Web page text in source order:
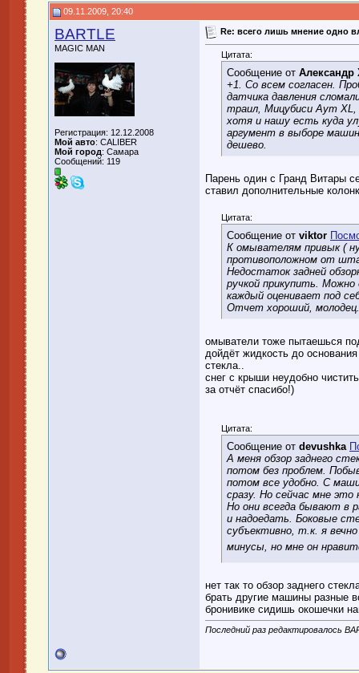
09.11.2009, 20:40
BARTLE
MAGIC MAN
Регистрация: 12.12.2008
Мой авто: CALIBER
Мой город: Самара
Сообщений: 119
Re: всего лишь мнение одно
Цитата:
Сообщение от Александр
+1. Со всем согласен.
датчика давления
траил, Мицубиси Аут XL,
хотя и нашу есть куда
аргумент в выборе
дешево.
Парень один с Гранд Витары
ставил дополнительные
Цитата:
Сообщение от viktor
К омывателям привык (
противоположном от
Недостаток задней
ручкой прикупить.
каждый оценивает под
Отчет хороший, молодец.
омыватели тоже пытаешься
дойдёт жидкость до
стекла..
снег с крыши неудобно
за отчёт спасибо!)
Цитата:
Сообщение от devushka
А меня обзор заднего
потом без проблем.
потом все удобно. С
сразу. Но сейчас мне это
Но они всегда бывают в
и надоедать. Боковые
субъективно, т.к. я
минусы, но мне он
нет так то обзор заднего
брать другие машины разные
бронивике сидишь окошечки
Последний раз редактировалось